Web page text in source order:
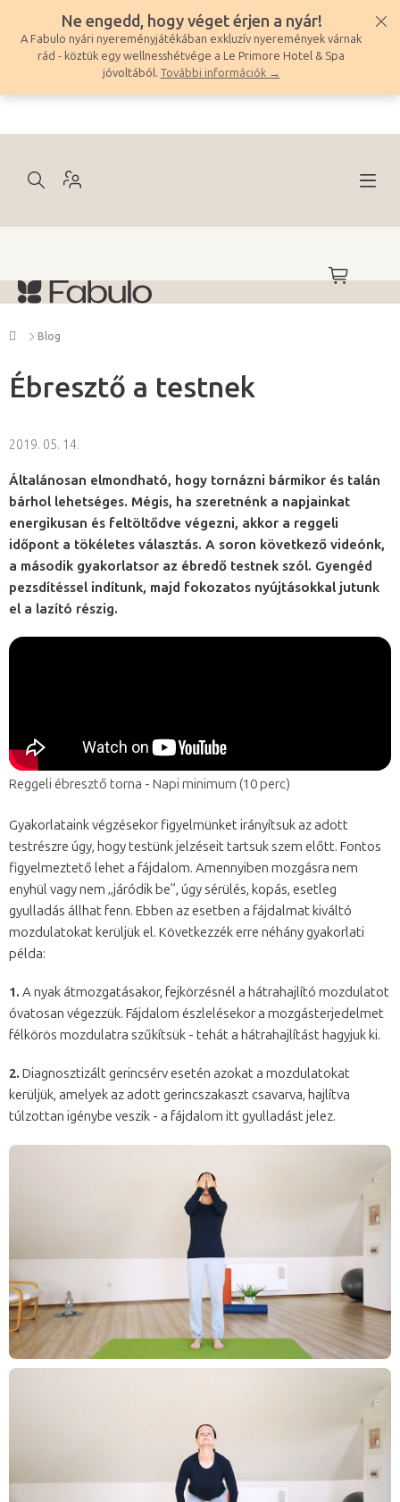
tartalomhoz
Ne engedd, hogy véget érjen a nyár!
A Fabulo nyári nyereményjátékában exkluzív nyeremények várnak
rád - köztük egy wellnesshétvége a Le Primore Hotel & Spa
jóvoltából. További információk →
KOSÁR
Kezdőlap
Blog
Ébresztő a testnek
2019. 05. 14.
Általánosan elmondható, hogy tornázni bármikor és talán
bárhol lehetséges. Mégis, ha szeretnénk a napjainkat
energikusan és feltöltődve végezni, akkor a reggeli
időpont a tökéletes választás. A soron következő videónk,
a második gyakorlatsor az ébredő testnek szól. Gyengéd
pezsdítéssel indítunk, majd fokozatos nyújtásokkal jutunk
el a lazító részig.
Reggeli ébresztő torna - Napi minimum (10 perc)
Gyakorlataink végzésekor figyelmünket irányítsuk az adott
testrészre úgy, hogy testünk jelzéseit tartsuk szem előtt. Fontos
figyelmeztető lehet a fájdalom. Amennyiben mozgásra nem
enyhül vagy nem „járódik be”, úgy sérülés, kopás, esetleg
gyulladás állhat fenn. Ebben az esetben a fájdalmat kiváltó
mozdulatokat kerüljük el. Következzék erre néhány gyakorlati
példa:
1. A nyak átmozgatásakor, fejkörzésnél a hátrahajlító mozdulatot
óvatosan végezzük. Fájdalom észlelésekor a mozgásterjedelmet
félkörös mozdulatra szűkítsük - tehát a hátrahajlítást hagyjuk ki.
2. Diagnosztizált gerincsérv esetén azokat a mozdulatokat
kerüljük, amelyek az adott gerincszakaszt csavarva, hajlítva
túlzottan igénybe veszik - a fájdalom itt gyulladást jelez.